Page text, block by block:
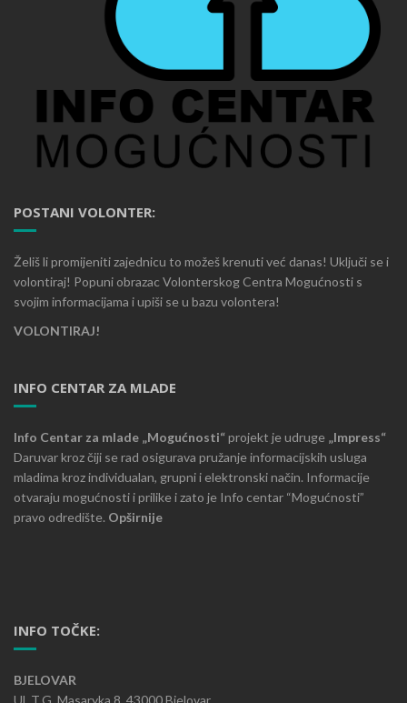
POSTANI VOLONTER:
Želiš li promijeniti zajednicu to možeš krenuti već danas! Uključi se i
volontiraj! Popuni obrazac Volonterskog Centra Mogućnosti s
svojim informacijama i upiši se u bazu volontera!
VOLONTIRAJ!
INFO CENTAR ZA MLADE
Info Centar za mlade „Mogućnosti“projekt je udruge „Impress“
Daruvar kroz čiji se rad osigurava pružanje informacijskih usluga
mladima kroz individualan, grupni i elektronski način. Informacije
otvaraju mogućnosti i prilike i zato je Info centar “Mogućnosti”
pravo odredište. Opširnije
INFO TOČKE:
BJELOVAR
Ul. T.G. Masaryka 8, 43000 Bjelovar